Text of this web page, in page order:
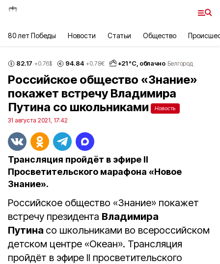
80 лет Победы Новости Статьи Общество
82.17 +0.76$ 94.84 +0.78€ +21°С, облачно Белгород
Российское общество «Знание»
покажет встречу Владимира
Путина со школьниками
Новость
31 августа 2021, 17:42
Трансляция пройдёт в эфире II
Просветительского марафона «Новое
Знание».
Российское общество «Знание» покажет
встречу президента Владимира
Путина со школьниками во всероссийском
детском центре «Океан». Трансляция
пройдёт в эфире II просветительского